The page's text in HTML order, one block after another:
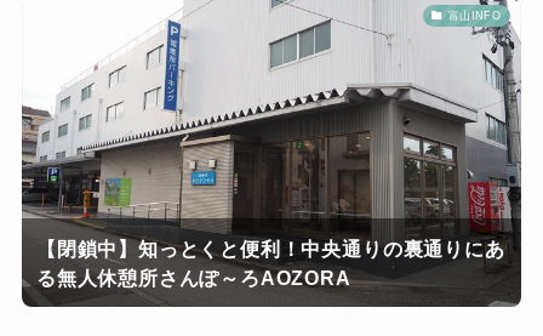
富山INFO
【閉鎖中】知っとくと便利！中央通りの裏通りにあ
る無人休憩所さんぽ～ろAOZORA